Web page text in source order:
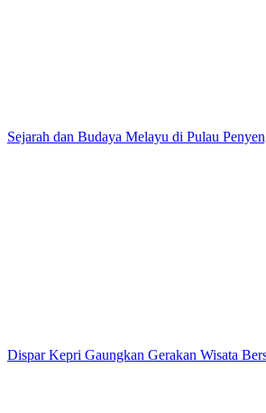
Sejarah dan Budaya Melayu di Pulau
Dispar Kepri Gaungkan Gerakan Wisata